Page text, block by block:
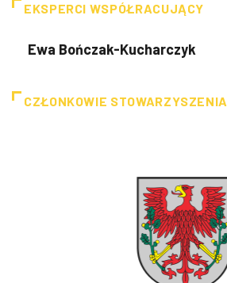
EKSPERCI WSPÓŁRACUJĄCY
Ewa Bończak-Kucharczyk
CZŁONKOWIE STOWARZYSZENIA